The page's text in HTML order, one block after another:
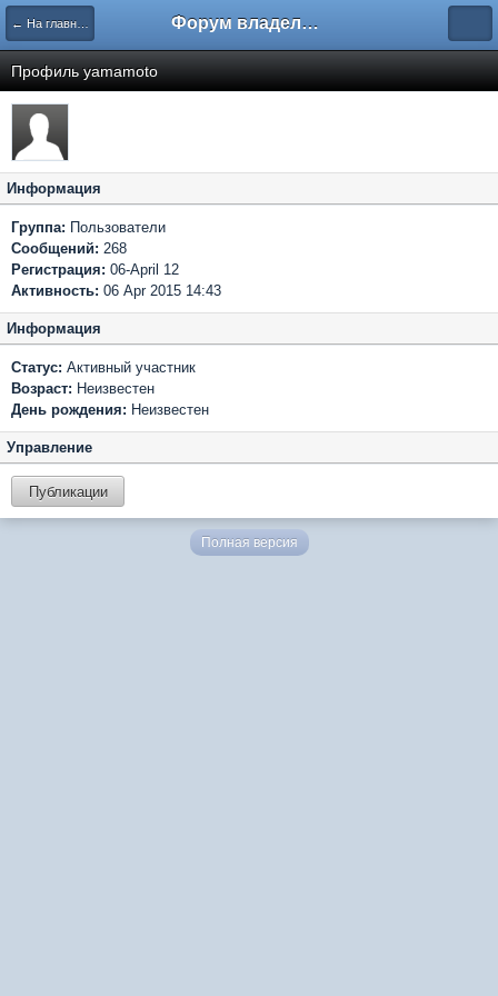
← На главную Форум владельцев интернет-магазинов
Профиль yamamoto
Информация
Группа: Пользователи
Сообщений: 268
Регистрация: 06-April 12
Активность: 06 Apr 2015 14:43
Информация
Статус: Активный участник
Возраст: Неизвестен
День рождения: Неизвестен
Управление
Публикации
Полная версия